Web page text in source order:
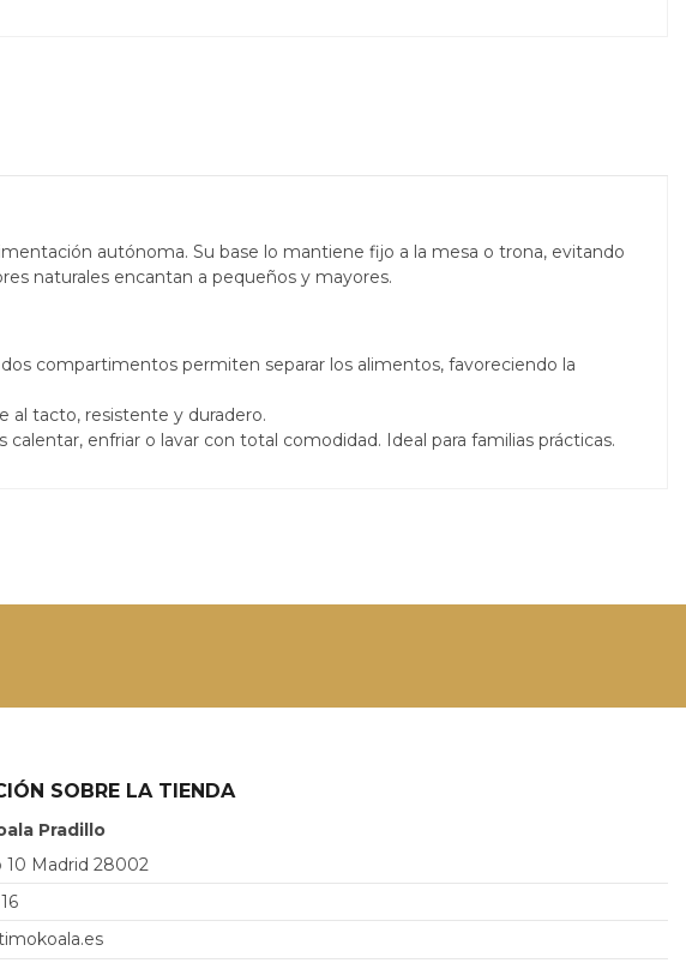
autónoma. Su base lo mantiene fijo a la mesa o trona, evitando
naturales encantan a pequeños y mayores.
compartimentos permiten separar los alimentos, favoreciendo la
al tacto, resistente y duradero.
enfriar o lavar con total comodidad. Ideal para familias prácticas.
SOBRE LA TIENDA
Pradillo
10 Madrid 28002